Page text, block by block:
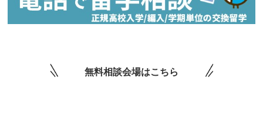
無料相談会場はこちら